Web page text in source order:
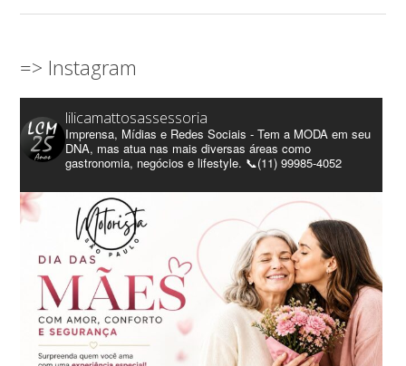
=> Instagram
lilicamattosassessoria
Imprensa, Mídias e Redes Sociais - Tem a MODA em seu
DNA, mas atua nas mais diversas áreas como
gastronomia, negócios e lifestyle. 📞(11) 99985-4052